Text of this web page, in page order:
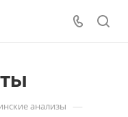
анализы —